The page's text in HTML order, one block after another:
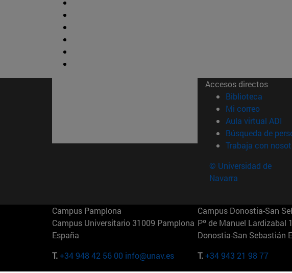
Accesos directos
Biblioteca (abre
Mi correo(abre en
Aula virtual ADI
Búsqueda de
Trabaja con
© Universidad de
Navarra
Campus Pamplona
Campus Universitario 31009 Pamplona
España
T.+34 948 42 56 00 info@unav.es
Campus Donostia-San
Pº de Manuel Lardizabal
Donostia-San Sebastián
T.+34 943 21 98 77